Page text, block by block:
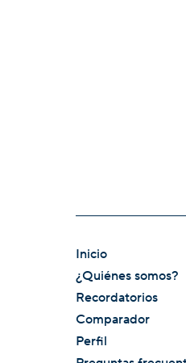
Inicio
¿Quiénes somos?
Recordatorios
Comparador
Perfil